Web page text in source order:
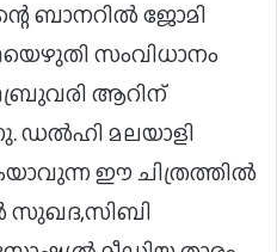
ബാനറിൽ ജോമി
സംവിധാനം
ആറിന്
ഡൽഹി മലയാളി
ഈ ചിത്രത്തിൽ
സുഖദ,സിബി